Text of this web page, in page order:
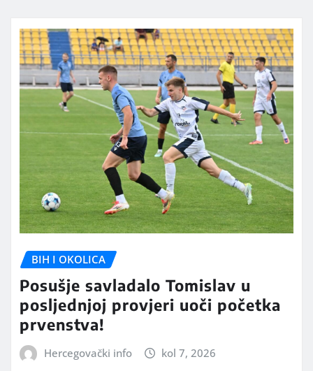
BIH I OKOLICA
Posušje savladalo Tomislav u
posljednjoj provjeri uoči početka
prvenstva!
Hercegovački info kol 7, 2026